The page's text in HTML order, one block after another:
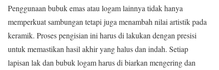
Penggunaan bubuk emas atau logam lainnya tidak hanya
memperkuat sambungan tetapi juga menambah nilai artistik pada
keramik. Proses pengisian ini harus di lakukan dengan presisi
untuk memastikan hasil akhir yang halus dan indah. Setiap
lapisan lak dan bubuk logam harus di biarkan mengering dan